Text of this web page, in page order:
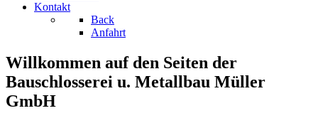
Kontakt
Back
Anfahrt
Willkommen auf den Seiten der
Bauschlosserei u. Metallbau Müller
GmbH